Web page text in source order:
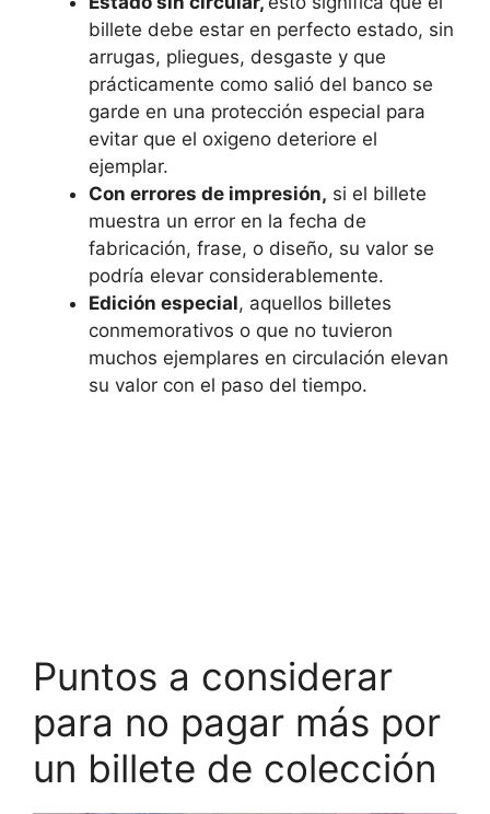
billete debe estar en perfecto estado, sin
arrugas, pliegues, desgaste y que
prácticamente como salió del banco se
garde en una protección especial para
evitar que el oxigeno deteriore el
ejemplar.
Con errores de impresión, si el billete
muestra un error en la fecha de
fabricación, frase, o diseño, su valor se
podría elevar considerablemente.
Edición especial, aquellos billetes
conmemorativos o que no tuvieron
muchos ejemplares en circulación elevan
su valor con el paso del tiempo.
Puntos a considerar
para no pagar más por
un billete de colección